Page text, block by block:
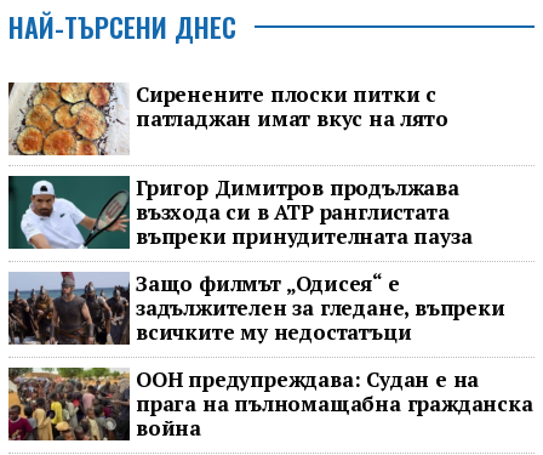
НАЙ-ТЪРСЕНИ ДНЕС
Сиренените плоски питки с
патладжан имат вкус на лято
Григор Димитров продължава
възхода си в ATP ранглистата
въпреки принудителната пауза
Защо филмът „Одисея“ е
задължителен за гледане, въпреки
всичките му недостатъци
ООН предупреждава: Судан е на
прага на пълномащабна гражданска
война